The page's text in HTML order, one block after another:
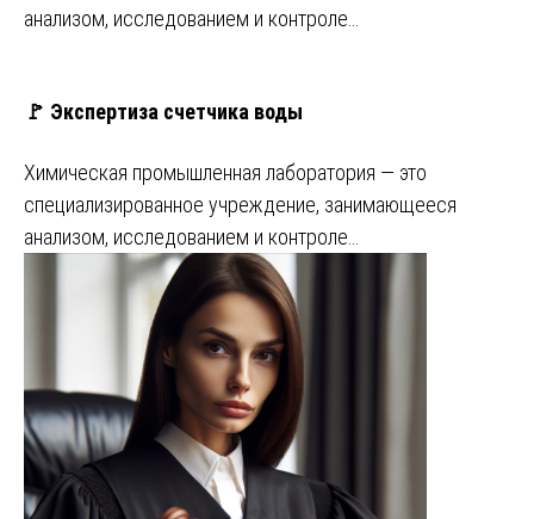
анализом, исследованием и контроле…
🚩 Экспертиза счетчика воды
Химическая промышленная лаборатория — это
специализированное учреждение, занимающееся
анализом, исследованием и контроле…